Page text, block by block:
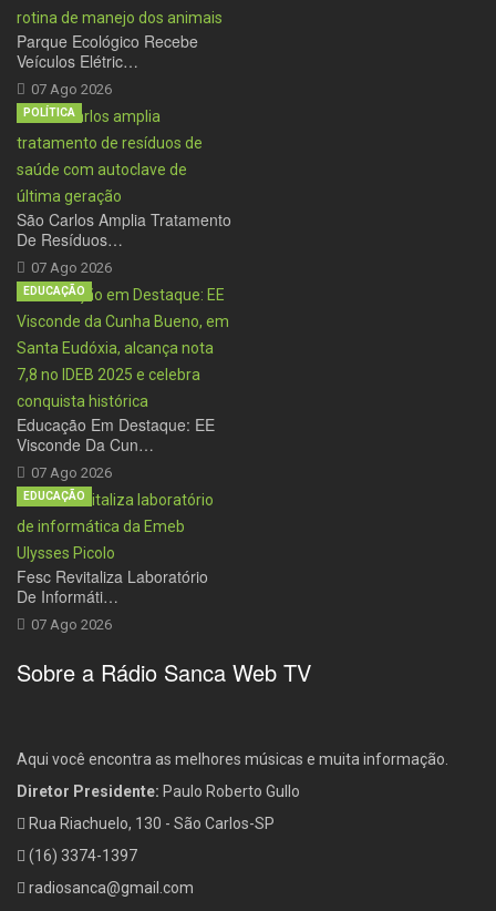
Parque Ecológico Recebe
Veículos Elétric…
07 Ago 2026
São Carlos Amplia Tratamento
De Resíduos…
07 Ago 2026
POLÍTICA
Educação Em Destaque: EE
Visconde Da Cun…
07 Ago 2026
EDUCAÇÃO
Fesc Revitaliza Laboratório
De Informáti…
07 Ago 2026
EDUCAÇÃO
Sobre a Rádio Sanca Web TV
Aqui você encontra as melhores músicas e muita informação.
Diretor Presidente: Paulo Roberto Gullo
Rua Riachuelo, 130 - São Carlos-SP
(16) 3374-1397
radiosanca@gmail.com